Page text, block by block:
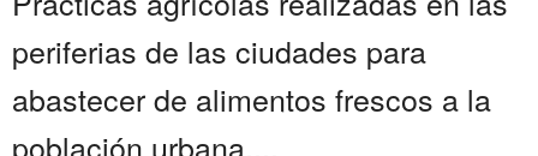
periferias de las ciudades para
abastecer de alimentos frescos a la
población urbana....